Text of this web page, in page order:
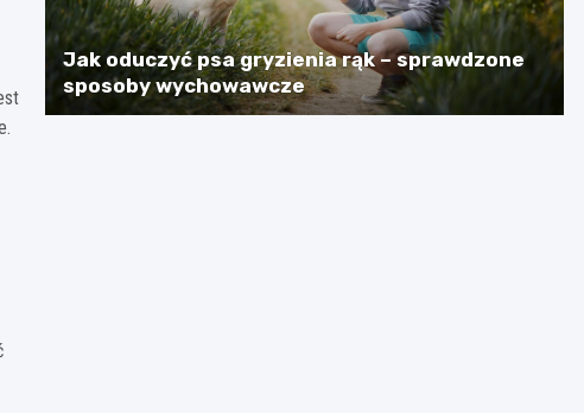
Jak oduczyć psa gryzienia rąk – sprawdzone
sposoby wychowawcze